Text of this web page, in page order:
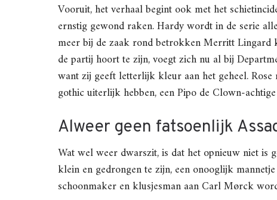
Vooruit, het verhaal begint ook met het
ernstig gewond raken. Hardy wordt in de serie
meer bij de zaak rond betrokken Merritt Lingard
de partij hoort te zijn, voegt zich nu al bij
want zij geeft letterlijk kleur aan het geheel.
gothic uiterlijk hebben, een Pipo de Clown-
Alweer geen fatsoenlijk
Wat wel weer dwarszit, is dat het opnieuw niet is
klein en gedrongen te zijn, een onooglijk
schoonmaker en klusjesman aan Carl Mørck